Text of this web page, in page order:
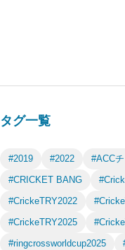
タグ一覧
#2019 #2022 #ACC
#CRICKET BANG
#CrickeTRY2022
#CrickeTRY2025
#ringcrossworldcup2025